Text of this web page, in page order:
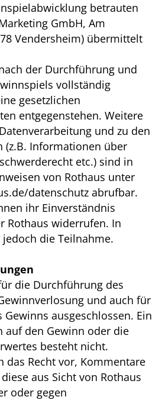
betrauten
GmbH, Am
Vendersheim) übermittelt
der Durchführung und
vollständig
gesetzlichen
entgegenstehen. Weitere
und zu den
(z.B. Informationen über
etc.) sind in
von Rothaus unter
datenschutz abrufbar.
ihr Einverständnis
Rothaus widerrufen. In
die Teilnahme.
die Durchführung des
und auch für
Gewinns ausgeschlossen. Ein
auf den Gewinn oder die
besteht nicht.
das Recht vor, Kommentare
aus Sicht von Rothaus
oder gegen